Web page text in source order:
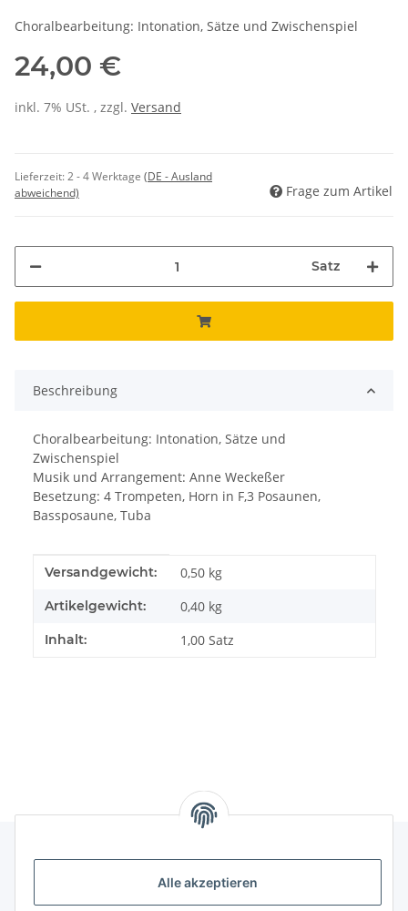
Alle akzeptieren
Choralbearbeitung: Intonation, Sätze und Zwischenspiel
24,00 €
inkl. 7% USt. , zzgl. Versand
Lieferzeit:2 - 4 Werktage (DE - Ausland
abweichend)
Frage zum Artikel
Satz
Beschreibung
Choralbearbeitung: Intonation, Sätze und
Zwischenspiel
Musik und Arrangement: Anne Weckeßer
Besetzung: 4 Trompeten, Horn in F,3 Posaunen,
Bassposaune, Tuba
Produkteigenschaft
Wert
Versandgewicht: 0,50 kg
Artikelgewicht: 0,40 kg
Inhalt: 1,00 Satz